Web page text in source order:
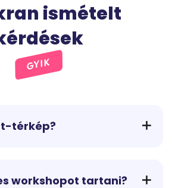
ismételt
GYIK
térkép?
– az első benyomástól a
workshopot tartani?